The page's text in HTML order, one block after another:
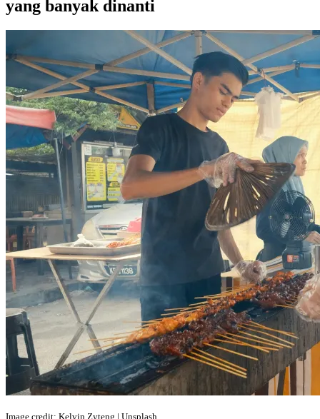
yang banyak dinanti
Image credit: Kelvin Zyteng | Unsplash